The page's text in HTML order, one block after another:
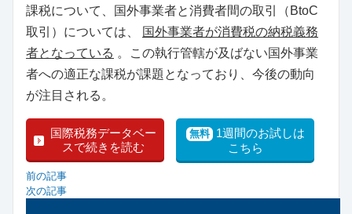
課税について、国外事業者と消費者間の取引（BtoC
取引）については、
国外事業者が消費税の納税義務
者となっている 。この執⾏管轄が及ばない国外事業
者への適正な課税が課題となっており、今後の動向
が注目される。
国際税務データベー
スで続きを読む
無料 1週間のお試しは
こちら
前の記事
次の記事